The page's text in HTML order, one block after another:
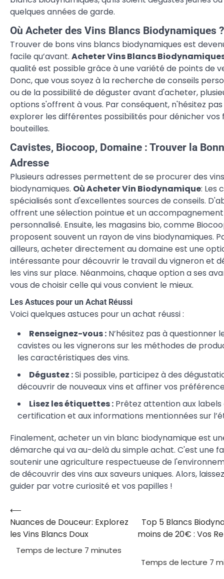
quelques années de garde.
Où Acheter des Vins Blancs Biodynamiques ?
Trouver de bons vins blancs biodynamiques est
facile qu’avant. Acheter Vins Blancs
qualité est possible grâce à une variété de points de
Donc, que vous soyez à la recherche de conseils
ou de la possibilité de déguster avant d'acheter,
options s'offrent à vous. Par conséquent, n'hésitez
explorer les différentes possibilités pour dénicher vos
bouteilles.
Cavistes, Biocoop, Domaine : Trouver la
Adresse
Plusieurs adresses permettent de se procurer des
biodynamiques. Où Acheter Vin Biodynamique: Les
spécialisés sont d'excellentes sources de conseils.
offrent une sélection pointue et un accompagnement
personnalisé. Ensuite, les magasins bio, comme
proposent souvent un rayon de vins biodynamiques.
ailleurs, acheter directement au domaine est une
intéressante pour découvrir le travail du vigneron et
les vins sur place. Néanmoins, chaque option a ses
vous de choisir celle qui vous convient le mieux.
Les Astuces pour un Achat Réussi
Voici quelques astuces pour un achat réussi :
Renseignez-vous : N’hésitez pas à questionner
cavistes ou les vignerons sur les méthodes de
les caractéristiques des vins.
Dégustez :Si possible, participez à des
découvrir de nouveaux vins et affiner vos
Lisez les étiquettes : Prêtez attention aux labels
certification et aux informations mentionnées sur
Finalement, acheter un vin blanc biodynamique est
démarche qui va au-delà du simple achat. C'est une
soutenir une agriculture respectueuse de
de découvrir des vins aux saveurs uniques. Alors,
guider par votre curiosité et vos papilles !
Navigation
de
⟵
Nuances de Douceur: Explorez
les Vins Blancs Doux
Top 5 Blancs
moins de 20€ : Vos